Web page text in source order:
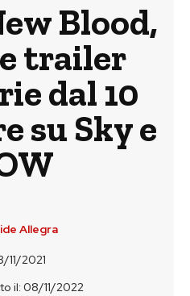
Blood,
trailer
dal 10
su Sky e
Allegra
11/2021
il: 08/11/2022